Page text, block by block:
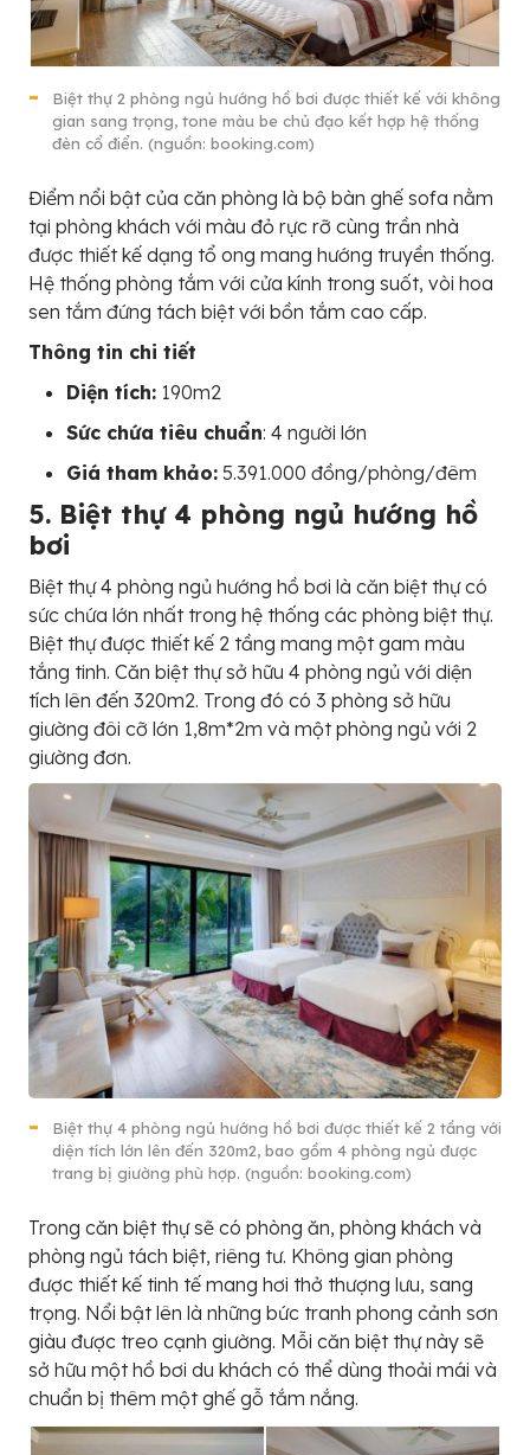
Biệt thự 2 phòng ngủ hướng hồ bơi được thiết kế với không
gian sang trọng, tone màu be chủ đạo kết hợp hệ thống
đèn cổ điển. (nguồn: booking.com)
Điểm nổi bật của căn phòng là bộ bàn ghế sofa nằm
tại phòng khách với màu đỏ rực rỡ cùng trần nhà
được thiết kế dạng tổ ong mang hướng truyền thống.
Hệ thống phòng tắm với cửa kính trong suốt, vòi hoa
sen tắm đứng tách biệt với bồn tắm cao cấp.
Thông tin chi tiết
Diện tích: 190m2
Sức chứa tiêu chuẩn: 4 người lớn
Giá tham khảo: 5.391.000 đồng/phòng/đêm
5. Biệt thự 4 phòng ngủ hướng hồ
bơi
Biệt thự 4 phòng ngủ hướng hồ bơi là căn biệt thự có
sức chứa lớn nhất trong hệ thống các phòng biệt thự.
Biệt thự được thiết kế 2 tầng mang một gam màu
tắng tinh. Căn biệt thự sở hữu 4 phòng ngủ với diện
tích lên đến 320m2. Trong đó có 3 phòng sở hữu
giường đôi cỡ lớn 1,8m*2m và một phòng ngủ với 2
giường đơn.
Biệt thự 4 phòng ngủ hướng hồ bơi được thiết kế 2 tầng với
diện tích lớn lên đến 320m2, bao gồm 4 phòng ngủ được
trang bị giường phù hợp. (nguồn: booking.com)
Trong căn biệt thự sẽ có phòng ăn, phòng khách và
phòng ngủ tách biệt, riêng tư. Không gian phòng
được thiết kế tinh tế mang hơi thở thượng lưu, sang
trọng. Nổi bật lên là những bức tranh phong cảnh sơn
giàu được treo cạnh giường. Mỗi căn biệt thự này sẽ
sở hữu một hồ bơi du khách có thể dùng thoải mái và
chuẩn bị thêm một ghế gỗ tắm nắng.